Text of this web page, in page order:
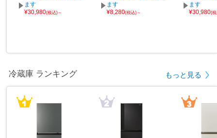
ます
¥30,980(税込)～
ます
¥8,280(税込)～
ます
¥30,980(
冷蔵庫 ランキング もっと見る